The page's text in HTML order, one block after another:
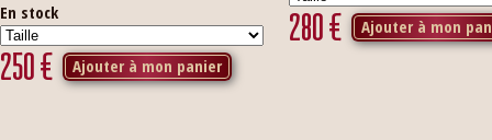
En stock
250€ Ajouter à mon panier
280€ Ajouter à mon